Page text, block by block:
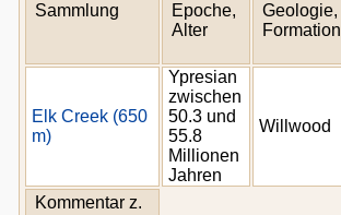
Sammlung
Epoche,
Alter
Geologie,
Formation
Elk Creek (650
m)
Ypresian
zwischen
50.3 und
55.8
Millionen
Jahren
Willwood
Kommentar z.